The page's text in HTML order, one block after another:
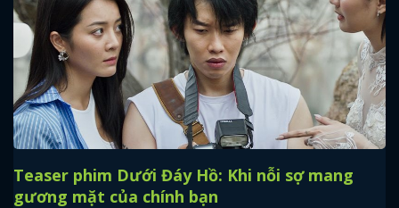
Teaser phim Dưới Đáy Hồ: Khi nỗi sợ mang
gương mặt của chính bạn